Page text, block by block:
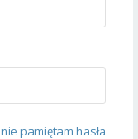
nie pamiętam hasła